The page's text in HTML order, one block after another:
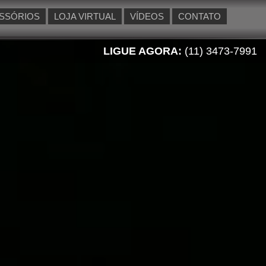
LOJA VIRTUAL VÍDEOS CONTATO
LIGUE AGORA: (11) 3473-7991